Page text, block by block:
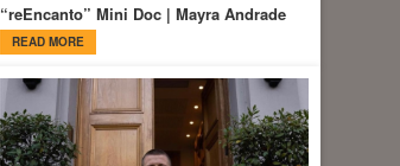
“reEncanto” Mini Doc | Mayra Andrade
READ MORE